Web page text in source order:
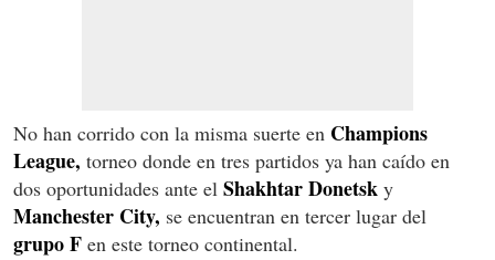
No han corrido con la misma suerte en Champions
League, torneo donde en tres partidos ya han caído en
dos oportunidades ante el Shakhtar Donetsk y
Manchester City, se encuentran en tercer lugar del
grupo F en este torneo continental.